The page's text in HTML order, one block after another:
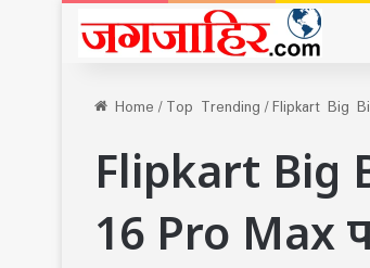
Home/Top Trending/Flipkart Big
Flipkart Big
16 Pro Max